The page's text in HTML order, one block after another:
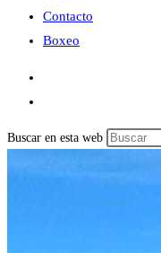
Contacto
Boxeo
Buscar en esta web